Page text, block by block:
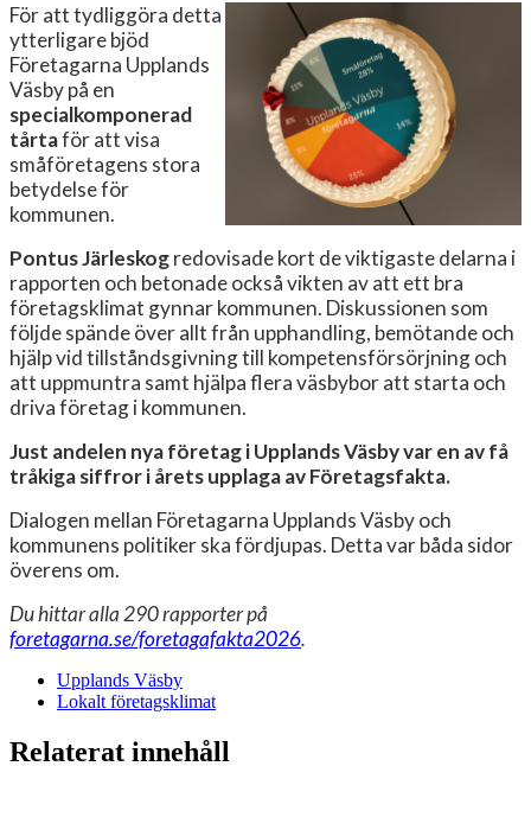
För att tydliggöra detta
ytterligare bjöd
Företagarna Upplands
Väsby på en
specialkomponerad
tårtaför att visa
småföretagens stora
betydelse för
kommunen.
Pontus Järleskogredovisade kort de viktigaste delarna i
rapporten och betonade också vikten av att ett bra
företagsklimat gynnar kommunen. Diskussionen som
följde spände över allt från upphandling, bemötande och
hjälp vid tillståndsgivning till kompetensförsörjning och
att uppmuntra samt hjälpa flera väsbybor att starta och
driva företag i kommunen.
Just andelen nya företag i Upplands Väsby var en av få
tråkiga siffror i årets upplaga av Företagsfakta.
Dialogen mellan Företagarna Upplands Väsby och
kommunens politiker ska fördjupas. Detta var båda sidor
överens om.
Du hittar alla 290 rapporter på
foretagarna.se/foretagafakta2026.
Upplands Väsby
Lokalt företagsklimat
Relaterat innehåll